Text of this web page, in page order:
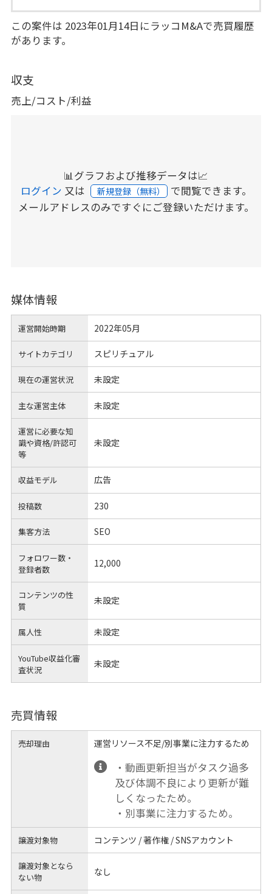
この案件は 2023年01月14日にラッコM&Aで売買履歴
があります。
収支
売上/コスト/利益
📊グラフおよび推移データは📈
ログイン 又は 新規登録（無料） で閲覧できます。
メールアドレスのみですぐにご登録いただけます。
媒体情報
運営開始時期 2022年05月
サイトカテゴリ スピリチュアル
現在の運営状況 未設定
主な運営主体 未設定
運営に必要な知
識や資格/許認可
等
未設定
収益モデル 広告
投稿数 230
集客方法 SEO
フォロワー数・
登録者数
12,000
コンテンツの性
質
未設定
属人性 未設定
YouTube収益化審
査状況
未設定
売買情報
売却理由 運営リソース不足/別事業に注力するため
・動画更新担当がタスク過多
及び体調不良により更新が難
しくなったため。
・別事業に注力するため。
譲渡対象物 コンテンツ / 著作権 / SNSアカウント
譲渡対象となら
ない物
なし